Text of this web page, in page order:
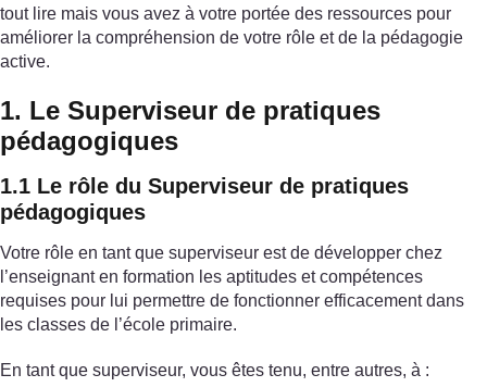
tout lire mais vous avez à votre portée des ressources pour
améliorer la compréhension de votre rôle et de la pédagogie
active.
1. Le Superviseur de pratiques
pédagogiques
1.1 Le rôle du Superviseur de pratiques
pédagogiques
Votre rôle en tant que superviseur est de développer chez
l’enseignant en formation les aptitudes et compétences
requises pour lui permettre de fonctionner efficacement dans
les classes de l’école primaire.
En tant que superviseur, vous êtes tenu, entre autres, à :